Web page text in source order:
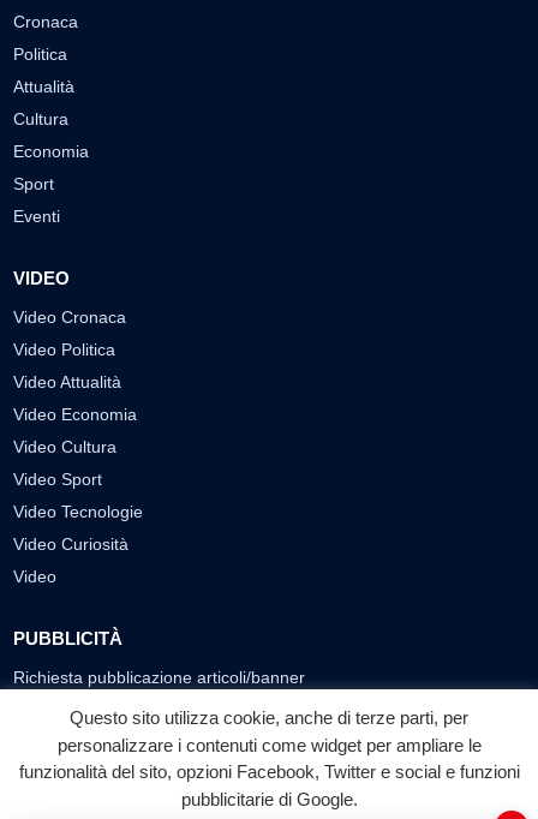
Cronaca
Politica
Attualità
Cultura
Economia
Sport
Eventi
VIDEO
Video Cronaca
Video Politica
Video Attualità
Video Economia
Video Cultura
Video Sport
Video Tecnologie
Video Curiosità
Video
PUBBLICITÀ
Richiesta pubblicazione articoli/banner
SEGUICI SUI SOCIAL
f
Facebook
◎ ▶
YouTube
Questo sito utilizza cookie, anche di terze parti, per
personalizzare i contenuti come widget per ampliare le
funzionalità del sito, opzioni Facebook, Twitter e social e funzioni
pubblicitarie di Google.